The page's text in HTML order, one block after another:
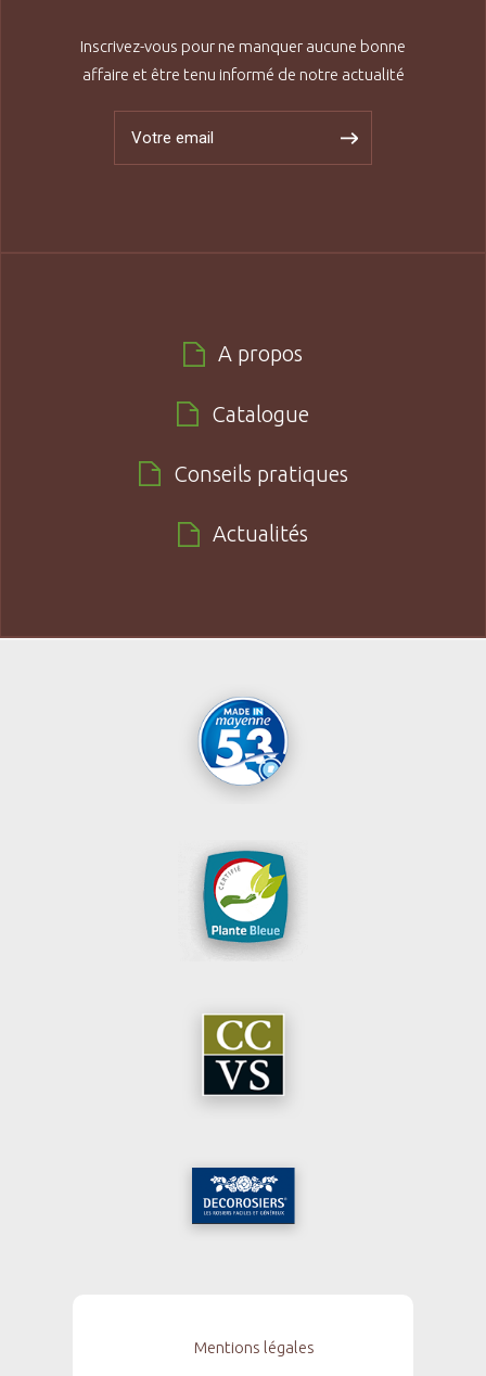
Inscrivez-vous pour ne manquer aucune bonne
affaire et être tenu informé de notre actualité
A propos
Catalogue
Conseils pratiques
Actualités
Mentions légales